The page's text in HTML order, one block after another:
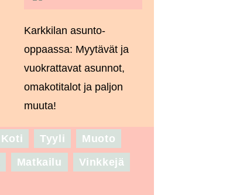
Karkkilan asunto-
oppaassa: Myytävät ja
vuokrattavat asunnot,
omakotitalot ja paljon
muuta!
Koti Tyyli
Muoto
Matkailu Vinkkejä